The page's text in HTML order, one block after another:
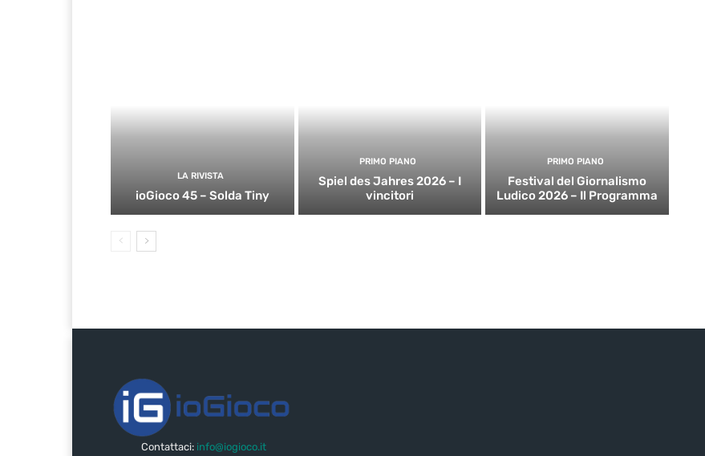
LA RIVISTA
ioGioco 45 – Solda Tiny
PRIMO PIANO
Spiel des Jahres 2026 – I
vincitori
PRIMO PIANO
Festival del Giornalismo
Ludico 2026 – Il Programma
Contattaci: info@iogioco.it